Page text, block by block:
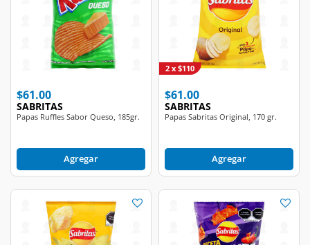
$61.00
SABRITAS
Papas Ruffles Sabor Queso, 185gr.
Agregar
$61.00
SABRITAS
Papas Sabritas Original, 170 gr.
2 x $110
Agregar